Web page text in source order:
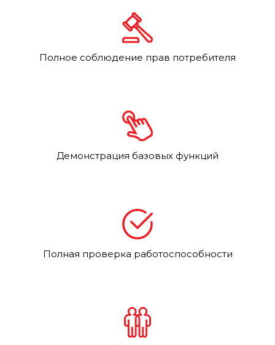
Полное соблюдение прав потребителя
Демонстрация базовых функций
Полная проверка работоспособности